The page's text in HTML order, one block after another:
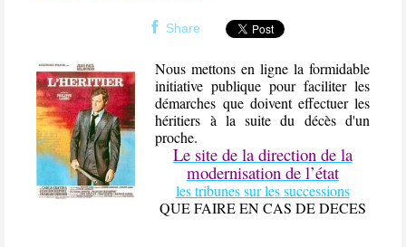
Share
Nous mettons en ligne la formidable
initiative publique pour faciliter les
démarches que doivent effectuer les
héritiers à la suite du décès d'un
proche.
Le site de la direction de la
modernisation de l’état
les tribunes sur les successions
QUE FAIRE EN CAS DE DECES